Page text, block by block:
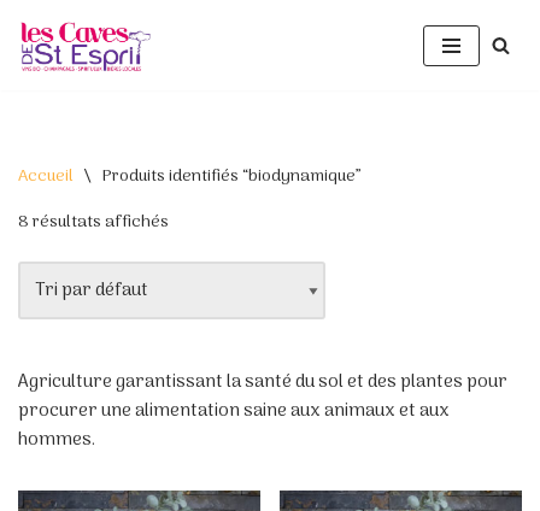
Aller
Accueil \ Produits identifiés “biodynamique”
8 résultats affichés
Agriculture garantissant la santé du sol et des plantes pour
procurer une alimentation saine aux animaux et aux
hommes.